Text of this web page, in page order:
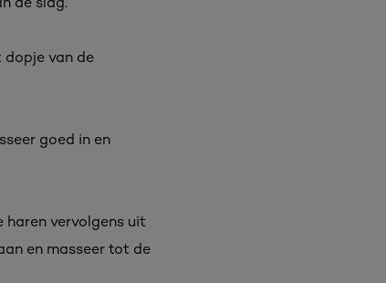
dopje van de
goed in en
haren vervolgens uit
en masseer tot de